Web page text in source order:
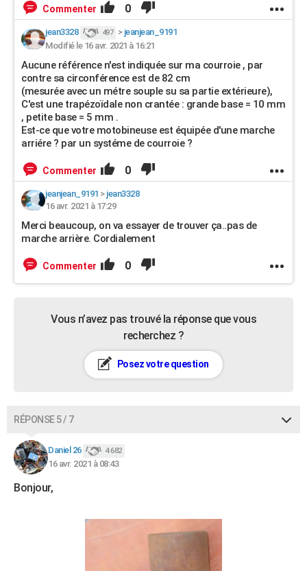
Commenter 0
jean3328 497 > jeanjean_9191
Modifié le 16 avr. 2021 à 16:21
Aucune référence n'est indiquée sur ma courroie , par
contre sa circonférence est de 82 cm
(mesurée avec un métre souple su sa partie extérieure),
C'est une trapézoïdale non crantée : grande base = 10 mm
, petite base = 5 mm .
Est-ce que votre motobineuse est équipée d'une marche
arriére ? par un systéme de courroie ?
Commenter 0
jeanjean_9191 > jean3328
16 avr. 2021 à 17:29
Merci beaucoup, on va essayer de trouver ça..pas de
marche arrière. Cordialement
Commenter 0
Vous n’avez pas trouvé la réponse que vous
recherchez ?
Posez votre question
RÉPONSE 5 / 7
Daniel 26 4 682
16 avr. 2021 à 08:43
Bonjour,